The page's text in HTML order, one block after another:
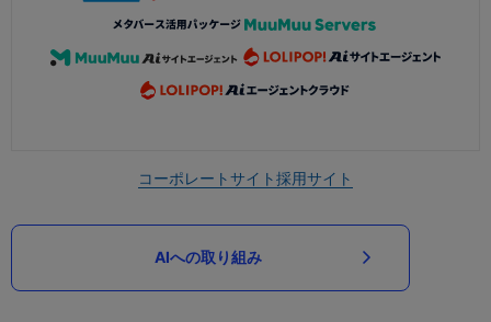
コーポレートサイト採用サイト
AIへの取り組み